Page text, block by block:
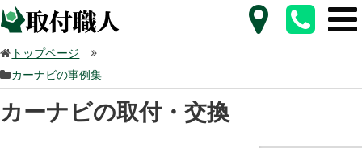
トップページ
カーナビの事例集
カーナビの取付・交換